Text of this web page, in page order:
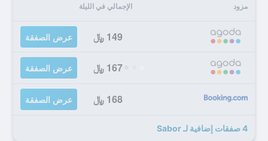
مزود الإجمالي في الليلة
149 ﷼ عرض الصفقة
167 ﷼ عرض الصفقة
168 ﷼ عرض الصفقة
4 صفقات إضافية لـ Sabor